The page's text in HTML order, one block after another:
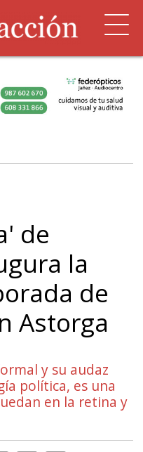
de
la
de
Astorga
y su audaz
política, es una
en la retina y